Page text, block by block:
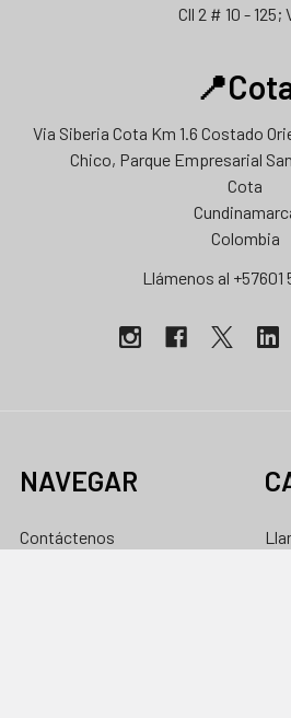
Cll 2 # 10 - 125;
Via Siberia Cota Km 1.6 Costado
Chico, Parque Empresarial
Cota
Colombia
Llámenos al +57601
NAVEGAR
Contáctenos